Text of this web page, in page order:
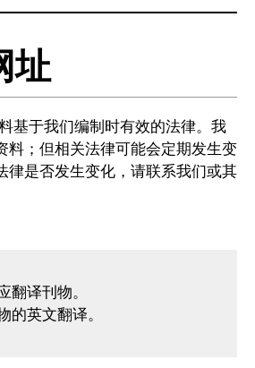
址
基于我们编制时有效的法律。我
料；但相关法律可能会定期发生变
律是否发生变化，请联系我们或其
翻译刊物。
的英文翻译。